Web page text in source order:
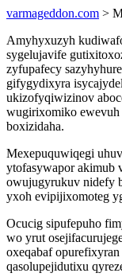
varmageddon.com >
Amyhyxuzyh
sygelujavife
zyfupafecy
gifygydixyra
ukizofyqiwizinov
wugirixomiko ewevuh
boxizidaha.
Mexepuquwiqegi
ytofasywapor akimub
owujugyrukuv nidefy
yxoh evipijixomoteg
Ocucig sipufepuho
wo yrut
oxeqabaf
qasolupejidutixu